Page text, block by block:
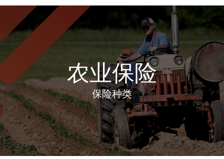
农业保险
保险种类